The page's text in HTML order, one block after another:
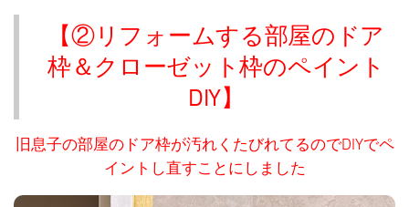
【②リフォームする部屋のドア
枠＆クローゼット枠のペイント
DIY】
旧息子の部屋のドア枠が汚れくたびれてるのでDIYでペ
イントし直すことにしました